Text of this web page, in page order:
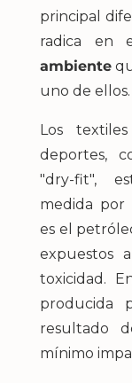
principal
radica en
ambiente
uno de ellos.
Los
deportes,
"dry-fit",
medida por
es el
expuestos
toxicidad.
producida
resultado
mínimo